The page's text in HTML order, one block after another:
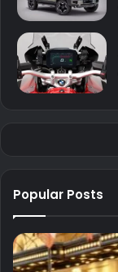
Popular Posts